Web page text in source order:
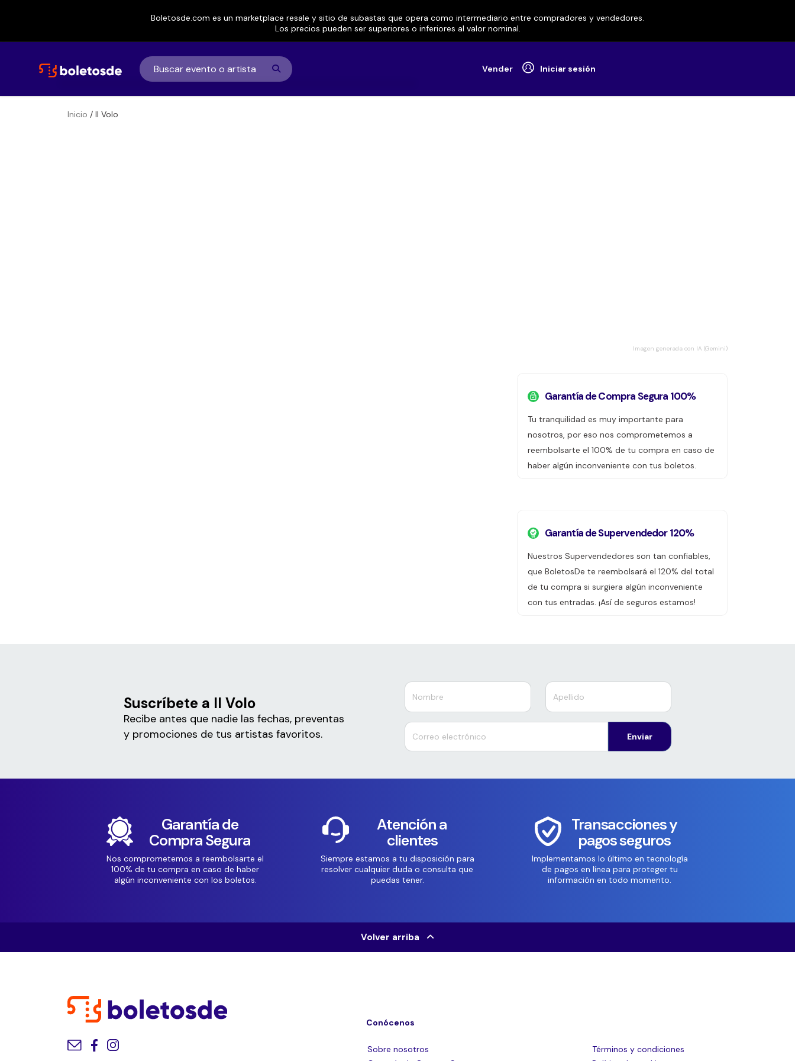
Boletosde.com es un marketplace resale y sitio de subastas que opera como intermediario entre compradores y vendedores.
Los precios pueden ser superiores o inferiores al valor nominal.
Vender Iniciar sesión
Inicio / Il Volo
Imagen generada con IA (Gemini)
Garantía de Compra Segura 100%
Tu tranquilidad es muy importante para
nosotros, por eso nos comprometemos a
reembolsarte el 100% de tu compra en caso de
haber algún inconveniente con tus boletos.
Garantía de Supervendedor 120%
Nuestros Supervendedores son tan confiables,
que BoletosDe te reembolsará el 120% del total
de tu compra si surgiera algún inconveniente
con tus entradas. ¡Así de seguros estamos!
Suscríbete a Il Volo
Recibe antes que nadie las fechas, preventas
y promociones de tus artistas favoritos.
Enviar
Garantía de
Compra Segura
Nos comprometemos a reembolsarte el
100% de tu compra en caso de haber
algún inconveniente con los boletos.
Atención a
clientes
Siempre estamos a tu disposición para
resolver cualquier duda o consulta que
puedas tener.
Transacciones y
pagos seguros
Implementamos lo último en tecnología
de pagos en línea para proteger tu
información en todo momento.
Volver arriba
Conócenos
Sobre nosotros
Términos y condiciones